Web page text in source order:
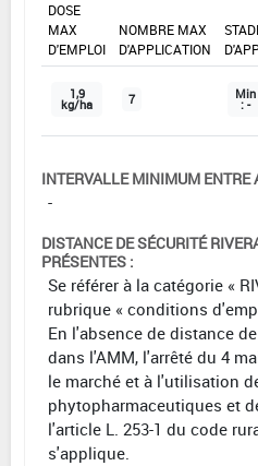
DOSE
MAX
D'EMPLOI
NOMBRE MAX
D'APPLICATION
1,9
kg/ha 7 Min
: -
INTERVALLE MINIMUM ENTRE
-
DISTANCE DE SÉCURITÉ
PRÉSENTES :
Se référer à la catégorie «
rubrique « conditions
En l'absence de distance
dans l'AMM, l'arrêté du 4
le marché et à l'utilisation
phytopharmaceutiques et
l'article L. 253-1 du code
s'applique.